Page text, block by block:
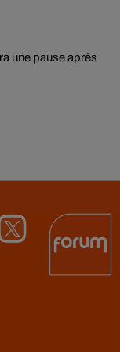
une pause après